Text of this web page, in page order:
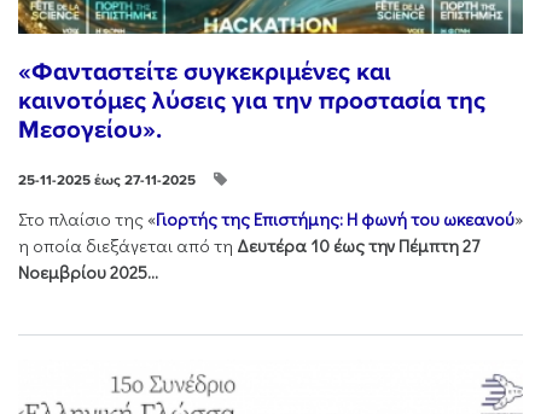
«Φανταστείτε συγκεκριμένες και
καινοτόμες λύσεις για την προστασία της
Μεσογείου».
25-11-2025 έως 27-11-2025
Στo πλαίσιo της «Γιορτής της Επιστήμης: Η φωνή του ωκεανού»
η οποία διεξάγεται από τη Δευτέρα 10 έως την Πέμπτη 27
Νοεμβρίου 2025...